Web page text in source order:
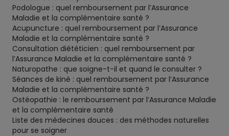
Podologue : quel remboursement par l’Assurance
Maladie et la complémentaire santé ?
Acupuncture : quel remboursement par l’Assurance
Maladie et la complémentaire santé ?
Consultation diététicien : quel remboursement par
l’Assurance Maladie et la complémentaire santé ?
Naturopathe : que soigne-t-il et quand le consulter ?
Séances de kiné : quel remboursement par l’Assurance
Maladie et la complémentaire santé ?
Ostéopathie : le remboursement par l’Assurance Maladie
et la complémentaire santé
Liste des médecines douces : des méthodes naturelles
pour se soigner